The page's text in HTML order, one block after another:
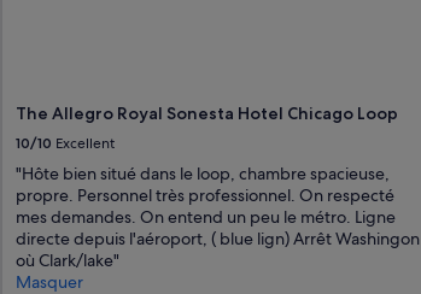
The Allegro Royal Sonesta Hotel Chicago Loop
10/10 Excellent
"Hôte bien situé dans le loop, chambre spacieuse,
propre. Personnel très professionnel. On respecté
mes demandes. On entend un peu le métro. Ligne
directe depuis l'aéroport, ( blue lign) Arrêt Washingon
où Clark/lake"
Masquer